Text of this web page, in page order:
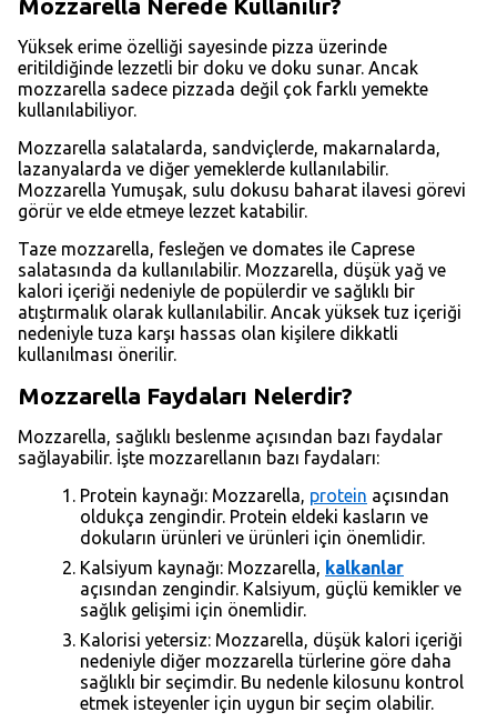
Mozzarella Nerede Kullanılır?
Yüksek erime özelliği sayesinde pizza üzerinde
eritildiğinde lezzetli bir doku ve doku sunar. Ancak
mozzarella sadece pizzada değil çok farklı yemekte
kullanılabiliyor.
Mozzarella salatalarda, sandviçlerde, makarnalarda,
lazanyalarda ve diğer yemeklerde kullanılabilir.
Mozzarella Yumuşak, sulu dokusu baharat ilavesi görevi
görür ve elde etmeye lezzet katabilir.
Taze mozzarella, fesleğen ve domates ile Caprese
salatasında da kullanılabilir. Mozzarella, düşük yağ ve
kalori içeriği nedeniyle de popülerdir ve sağlıklı bir
atıştırmalık olarak kullanılabilir. Ancak yüksek tuz içeriği
nedeniyle tuza karşı hassas olan kişilere dikkatli
kullanılması önerilir.
Mozzarella Faydaları Nelerdir?
Mozzarella, sağlıklı beslenme açısından bazı faydalar
sağlayabilir. İşte mozzarellanın bazı faydaları:
Protein kaynağı: Mozzarella, protein açısından
oldukça zengindir. Protein eldeki kasların ve
dokuların ürünleri ve ürünleri için önemlidir.
Kalsiyum kaynağı: Mozzarella, kalkanlar
açısından zengindir. Kalsiyum, güçlü kemikler ve
sağlık gelişimi için önemlidir.
Kalorisi yetersiz: Mozzarella, düşük kalori içeriği
nedeniyle diğer mozzarella türlerine göre daha
sağlıklı bir seçimdir. Bu nedenle kilosunu kontrol
etmek isteyenler için uygun bir seçim olabilir.